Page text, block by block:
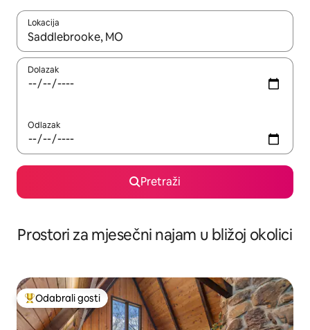
Lokacija
Kada budu dostupni rezultati, moći ćete ih pregledati
Dolazak
Odlazak
Pretraži
Prostori za mjesečni najam u bližoj okolici
Među najviše rangiranima s oznakom „Odabrali gosti”
Odabrali gosti